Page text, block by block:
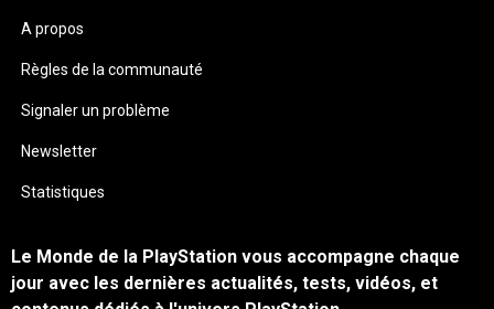
A propos
Règles de la communauté
Signaler un problème
Newsletter
Statistiques
Le Monde de la PlayStation vous accompagne chaque
jour avec les dernières actualités, tests, vidéos, et